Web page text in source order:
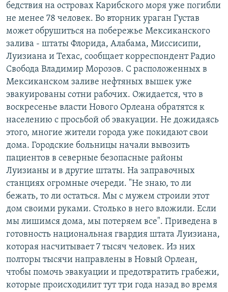
СИБИРЬ.РЕАЛИИ
РАСПИСАНИЕ ВЕЩАНИЯ
ПОДПИШИТЕСЬ НА РАССЫЛКУ
СОЦИАЛЬНЫЕ СЕТИ
Все сайты РСЕ/РС
бедствия на островах Карибского моря уже погибли
не менее 78 человек. Во вторник ураган Густав
может обрушиться на побережье Мексиканского
залива - штаты Флорида, Алабама, Миссисипи,
Луизиана и Техас, сообщает корреспондент Радио
Свобода Владимир Морозов. С расположенных в
Мексиканском заливе нефтяных вышек уже
эвакуированы сотни рабочих. Ожидается, что в
воскресенье власти Нового Орлеана обратятся к
населению с просьбой об эвакуации. Не дожидаясь
этого, многие жители города уже покидают свои
дома. Городские больницы начали вывозить
пациентов в северные безопасные районы
Луизианы и в другие штаты. На заправочных
станциях огромные очереди. "Не знаю, то ли
бежать, то ли остаться. Мы с мужем строили этот
дом своими руками. Столько в него вложили. Если
мы лишимся дома, мы потеряем все". Приведена в
готовность национальная гвардия штата Луизиана,
которая насчитывает 7 тысяч человек. Из них
полторы тысячи направлены в Новый Орлеан,
чтобы помочь эвакуации и предотвратить грабежи,
которые происходилит тут три года назад во время